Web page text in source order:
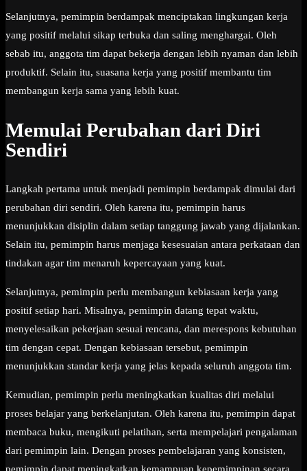
Selanjutnya, pemimpin berdampak menciptakan lingkungan kerja
yang positif melalui sikap terbuka dan saling menghargai. Oleh
sebab itu, anggota tim dapat bekerja dengan lebih nyaman dan lebih
produktif. Selain itu, suasana kerja yang positif membantu tim
membangun kerja sama yang lebih kuat.
Memulai Perubahan dari Diri
Sendiri
Langkah pertama untuk menjadi pemimpin berdampak dimulai dari
perubahan diri sendiri. Oleh karena itu, pemimpin harus
menunjukkan disiplin dalam setiap tanggung jawab yang dijalankan.
Selain itu, pemimpin harus menjaga kesesuaian antara perkataan dan
tindakan agar tim menaruh kepercayaan yang kuat.
Selanjutnya, pemimpin perlu membangun kebiasaan kerja yang
positif setiap hari. Misalnya, pemimpin datang tepat waktu,
menyelesaikan pekerjaan sesuai rencana, dan merespons kebutuhan
tim dengan cepat. Dengan kebiasaan tersebut, pemimpin
menunjukkan standar kerja yang jelas kepada seluruh anggota tim.
Kemudian, pemimpin perlu meningkatkan kualitas diri melalui
proses belajar yang berkelanjutan. Oleh karena itu, pemimpin dapat
membaca buku, mengikuti pelatihan, serta mempelajari pengalaman
dari pemimpin lain. Dengan proses pembelajaran yang konsisten,